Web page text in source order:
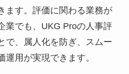
ます。評価に関わる業務が
業でも、UKG Proの人事評
で、属人化を防ぎ、スムー
運用が実現できます。